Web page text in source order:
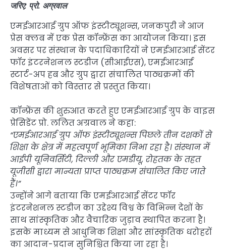
जरिए: प्रो. अग्रवाल
एमईआरआई ग्रुप ऑफ इंस्टीट्यूशन्स, जनकपुरी ने आज
प्रेस क्लब में एक प्रेस कॉन्फ्रेंस का आयोजन किया। इस
अवसर पर संस्थान के पदाधिकारियों ने एमईआरआई सेंटर
फॉर इंटरनेशनल स्टडीज (सीआईएस), एमईआरआई
स्टार्ट-अप हब और ग्रुप द्वारा संचालित पाठ्यक्रमों की
विशेषताओं को विस्तार से प्रस्तुत किया।
कॉन्फ्रेंस की शुरुआत करते हुए एमईआरआई ग्रुप के वाइस
प्रेसिडेंट प्रो. ललित अग्रवाल ने कहा:
“एमईआरआई ग्रुप ऑफ इंस्टीट्यूशन्स पिछले तीन दशकों से
शिक्षा के क्षेत्र में महत्वपूर्ण भूमिका निभा रहा है। संस्थान में
आईपी यूनिवर्सिटी, दिल्ली और एमडीयू, रोहतक के तहत
यूजीसी द्वारा मान्यता प्राप्त पाठ्यक्रम संचालित किए जाते
हैं।”
उन्होंने आगे बताया कि एमईआरआई सेंटर फॉर
इंटरनेशनल स्टडीज का उद्देश्य विश्व के विभिन्न देशों के
साथ सांस्कृतिक और वैचारिक जुड़ाव स्थापित करना है।
इसके माध्यम से आधुनिक शिक्षा और सांस्कृतिक धरोहरों
का आदान-प्रदान सुनिश्चित किया जा रहा है।